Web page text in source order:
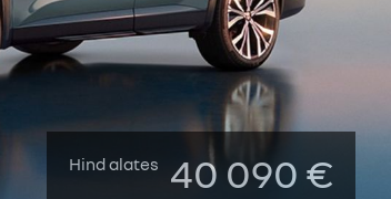
Hind alates 40 090 €